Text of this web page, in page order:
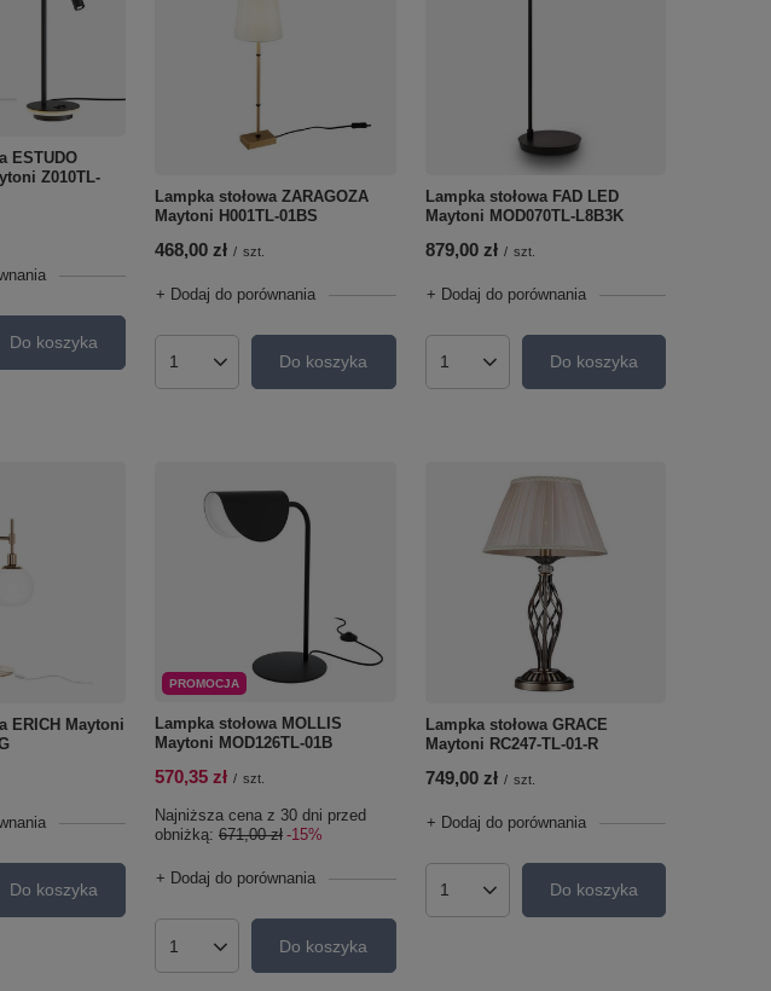
ESTUDO
Z010TL-
Do koszyka
Lampka stołowa ZARAGOZA
Maytoni H001TL-01BS
468,00 zł / szt.
+ Dodaj do porównania
Ilość produktówDo koszyka
Lampka stołowa FAD LED
Maytoni MOD070TL-L8B3K
879,00 zł / szt.
+ Dodaj do porównania
Ilość produktówDo koszyka
ERICH Maytoni
Do koszyka
PROMOCJA
Lampka stołowa MOLLIS
Maytoni MOD126TL-01B
570,35 zł / szt.
Najniższa cena z 30 dni przed
obniżką: 671,00 zł -15%
+ Dodaj do porównania
Ilość produktówDo koszyka
Lampka stołowa GRACE
Maytoni RC247-TL-01-R
749,00 zł / szt.
+ Dodaj do porównania
Ilość produktówDo koszyka